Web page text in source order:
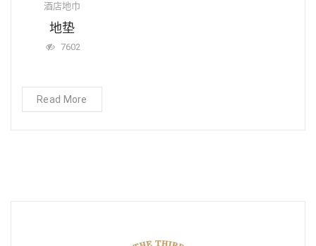
酒店地巾
地垫
7602
Read More